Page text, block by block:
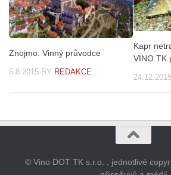
Znojmo: Vinný průvodce
6.8.2015 BY REDAKCE
Kapr
VINO.TK
24.12.2015
© Vino DOT TK s.r.o. , jednotlivé